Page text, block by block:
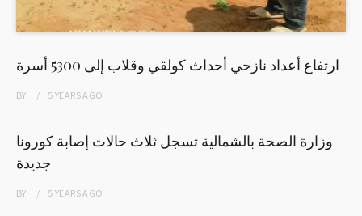
ارتفاع أعداد نازحي أحداث كولقي وقلاب إلى 5300 أسرة
BY 5 YEARSAGO
وزارة الصحة بالشمالية تسجل ثلاث حالات إصابة كورونا
جديدة
BY 5 YEARSAGO